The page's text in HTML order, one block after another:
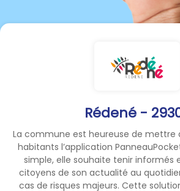
Rédené -
La commune est heureuse de mettre
habitants l’application
simple, elle souhaite tenir informés
citoyens de son actualité au
cas de risques majeurs. Cette